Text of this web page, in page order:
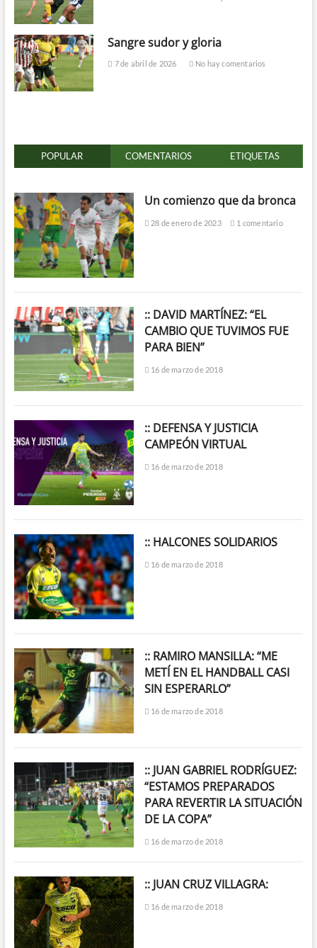
Sangre sudor y gloria
7 de abril de 2026 No hay comentarios
POPULAR COMENTARIOS ETIQUETAS
Un comienzo que da bronca
28 de enero de 2023 1 comentario
:: DAVID MARTÍNEZ: “EL
CAMBIO QUE TUVIMOS FUE
PARA BIEN”
16 de marzo de 2018
:: DEFENSA Y JUSTICIA
CAMPEÓN VIRTUAL
16 de marzo de 2018
:: HALCONES SOLIDARIOS
16 de marzo de 2018
:: RAMIRO MANSILLA: “ME
METÍ EN EL HANDBALL CASI
SIN ESPERARLO”
16 de marzo de 2018
:: JUAN GABRIEL RODRÍGUEZ:
“ESTAMOS PREPARADOS
PARA REVERTIR LA SITUACIÓN
DE LA COPA”
16 de marzo de 2018
:: JUAN CRUZ VILLAGRA:
16 de marzo de 2018